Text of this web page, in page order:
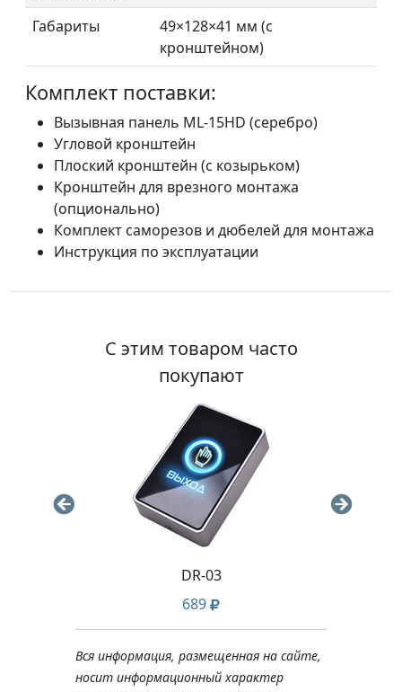
Габариты
49×128×41 мм (с
кронштейном)
Комплект поставки:
Вызывная панель ML-15HD (серебро)
Угловой кронштейн
Плоский кронштейн (с козырьком)
Кронштейн для врезного монтажа
(опционально)
Комплект саморезов и дюбелей для монтажа
Инструкция по эксплуатации
С этим товаром часто
покупают
DR-03
689
Вся информация, размещенная на сайте,
носит информационный характер